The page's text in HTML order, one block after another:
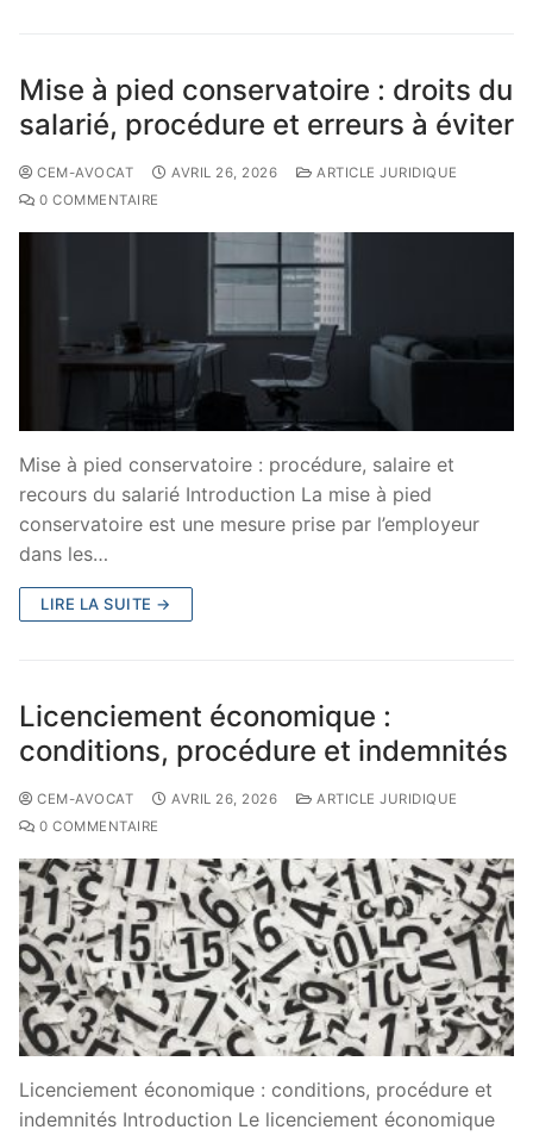
Mise à pied conservatoire : droits du
salarié, procédure et erreurs à éviter
CEM-AVOCAT AVRIL 26, 2026
ARTICLE JURIDIQUE
0 COMMENTAIRE
Mise à pied conservatoire : procédure, salaire et
recours du salarié Introduction La mise à pied
conservatoire est une mesure prise par l’employeur
dans les…
LIRE LA SUITE →
Licenciement économique :
conditions, procédure et indemnités
CEM-AVOCAT AVRIL 26, 2026
ARTICLE JURIDIQUE
0 COMMENTAIRE
Licenciement économique : conditions, procédure et
indemnités Introduction Le licenciement économique